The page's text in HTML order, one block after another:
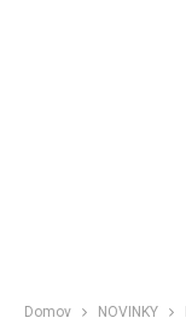
Domov NOVINKY